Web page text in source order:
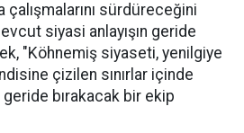
sürdüreceğini
siyasi anlayışın geride
"Köhnemiş siyaseti, yenilgiye
çizilen sınırlar içinde
bırakacak bir ekip